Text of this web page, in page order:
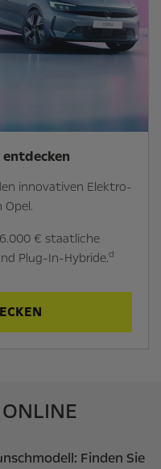
innovativen Elektro-
Opel.
€ staatliche
Plug-In-Hybride.d
Finden Sie